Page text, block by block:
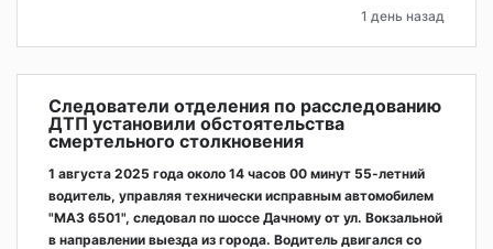
1 день назад
Следователи отделения по расследованию
ДТП установили обстоятельства
смертельного столкновения
1 августа 2025 года около 14 часов 00 минут 55-летний
водитель, управляя технически исправным автомобилем
"МАЗ 6501", следовал по шоссе Дачному от ул. Вокзальной
в направлении выезда из города. Водитель двигался со